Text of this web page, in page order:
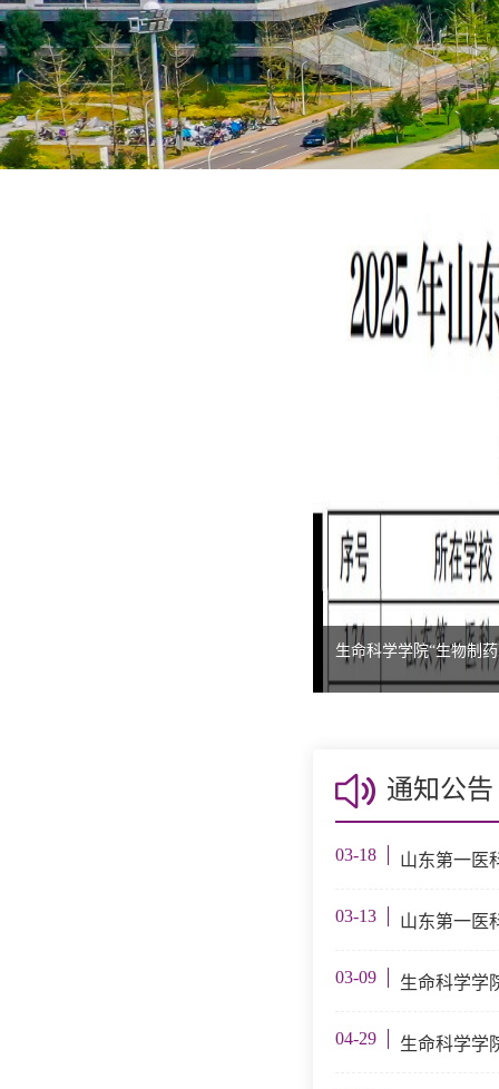
生命科学学院“生物制
通知公告
03-18 山东第一医
03-13 山东第一医
03-09 生命科学学
04-29 生命科学学